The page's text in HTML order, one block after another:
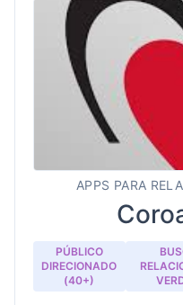
APPS PARA
PÚBLICO
DIRECIONADO
(40+)